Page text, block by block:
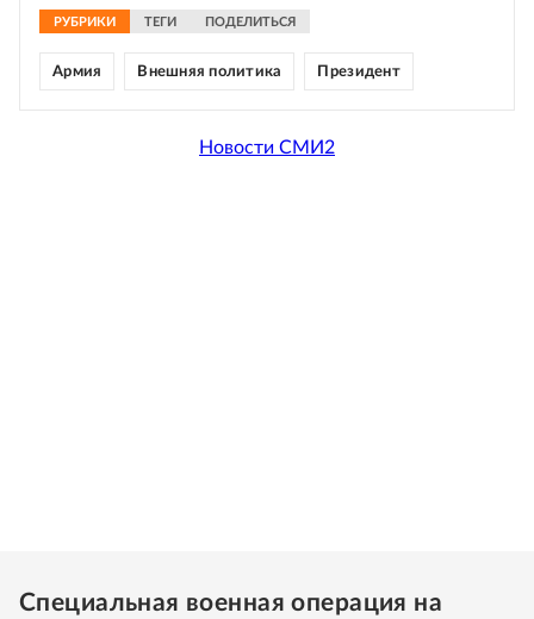
РУБРИКИ ТЕГИ ПОДЕЛИТЬСЯ
Армия Внешняя политика Президент
Новости СМИ2
Специальная военная операция на